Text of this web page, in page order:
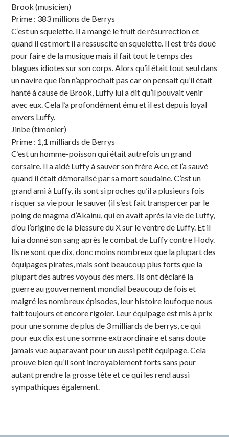
Brook (musicien)
Prime : 383 millions de Berrys
C’est un squelette. Il a mangé le fruit de résurrection et
quand il est mort il a ressuscité en squelette. Il est très doué
pour faire de la musique mais il fait tout le temps des
blagues idiotes sur son corps. Alors qu’il était tout seul dans
un navire que l’on n’approchait pas car on pensait qu’il était
hanté à cause de Brook, Luffy lui a dit qu’il pouvait venir
avec eux. Cela l’a profondément ému et il est depuis loyal
envers Luffy.
Jinbe (timonier)
Prime : 1,1 milliards de Berrys
C’est un homme-poisson qui était autrefois un grand
corsaire. Il a aidé Luffy à sauver son frère Ace, et l’a sauvé
quand il était démoralisé par sa mort soudaine. C’est un
grand ami à Luffy, ils sont si proches qu’il a plusieurs fois
risquer sa vie pour le sauver (il s’est fait transpercer par le
poing de magma d’Akainu, qui en avait après la vie de Luffy,
d’ou l’origine de la blessure du X sur le ventre de Luffy. Et il
lui a donné son sang après le combat de Luffy contre Hody.
Ils ne sont que dix, donc moins nombreux que la plupart des
équipages pirates, mais sont beaucoup plus forts que la
plupart des autres voyous des mers. Ils ont déclaré la
guerre au gouvernement mondial beaucoup de fois et
malgré les nombreux épisodes, leur histoire loufoque nous
fait toujours et encore rigoler. Leur équipage est mis à prix
pour une somme de plus de 3 milliards de berrys, ce qui
pour eux dix est une somme extraordinaire et sans doute
jamais vue auparavant pour un aussi petit équipage. Cela
prouve bien qu’il sont incroyablement forts sans pour
autant prendre la grosse tête et ce qui les rend aussi
sympathiques également.